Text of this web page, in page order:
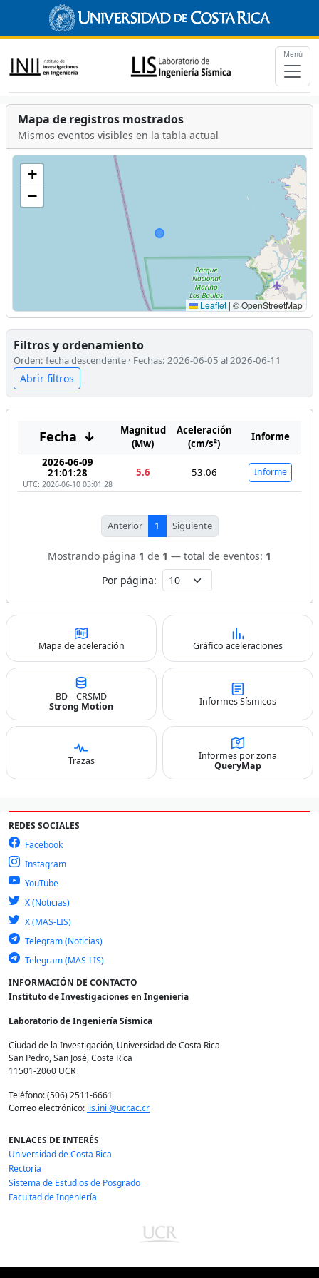
Menú
Mapa de registros mostrados
Mismos eventos visibles en la tabla actual
+
−
Leaflet | © OpenStreetMap
Filtros y ordenamiento
Orden: fecha descendente · Fechas: 2026-06-05 al 2026-06-11
Abrir filtros
Fecha ↓
Magnitud
(Mw)
Aceleración
(cm/s²)
Informe
2026-06-09
21:01:28
UTC: 2026-06-10 03:01:28
5.6 53.06 Informe
Anterior 1 Siguiente
Mostrando página 1 de 1 — total de eventos: 1
Por página:
Mapa de aceleración Gráfico aceleraciones
BD – CRSMD
Strong Motion
Informes Sísmicos
Trazas
Informes por zona
QueryMap
REDES SOCIALES
Facebook
Instagram
YouTube
X (Noticias)
X (MAS-LIS)
Telegram (Noticias)
Telegram (MAS-LIS)
INFORMACIÓN DE CONTACTO
Instituto de Investigaciones en Ingeniería
Laboratorio de Ingeniería Sísmica
Ciudad de la Investigación, Universidad de Costa Rica
San Pedro, San José, Costa Rica
11501-2060 UCR
Teléfono: (506) 2511-6661
Correo electrónico: lis.inii@ucr.ac.cr
ENLACES DE INTERÉS
Universidad de Costa Rica
Rectoría
Sistema de Estudios de Posgrado
Facultad de Ingeniería